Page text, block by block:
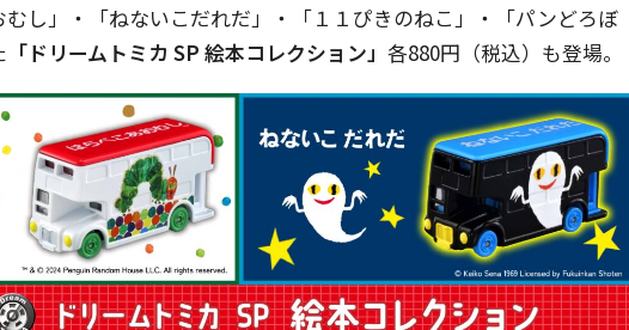
し」・「ねないこだれだ」・「１１ぴきのねこ」・「パンどろぼ
「ドリームトミカ SP 絵本コレクション」 各880円（税込）も登場。